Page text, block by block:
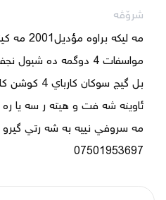
شرۆڤە
07501953697